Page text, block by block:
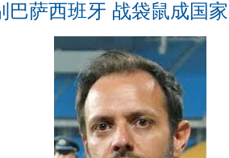
巴萨西班牙 战袋鼠成国